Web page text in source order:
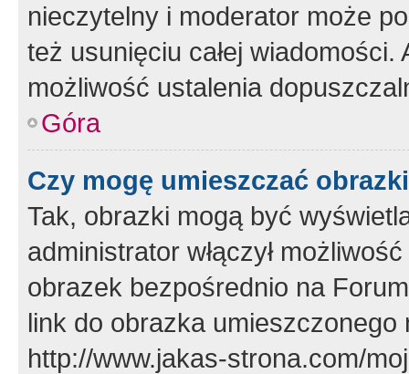
nieczytelny i moderator może
też usunięciu całej
możliwość ustalenia
Góra
Czy mogę umieszczać
Tak, obrazki mogą być
administrator włączył
obrazek bezpośrednio na
link do obrazka
http://www.jakas-strona.com/